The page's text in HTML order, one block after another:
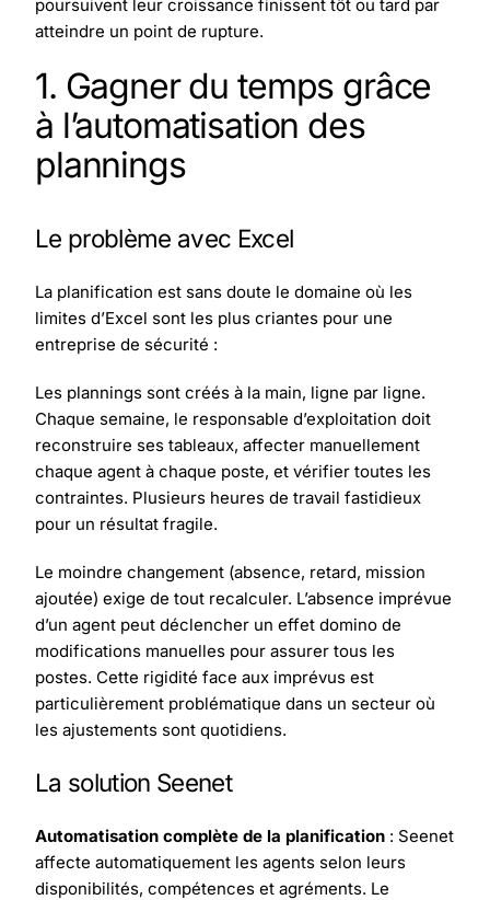
poursuivent leur croissance finissent tôt ou tard par
atteindre un point de rupture.
1. Gagner du temps grâce
à l’automatisation des
plannings
Le problème avec Excel
La planification est sans doute le domaine où les
limites d’Excel sont les plus criantes pour une
entreprise de sécurité :
Les plannings sont créés à la main, ligne par ligne.
Chaque semaine, le responsable d’exploitation doit
reconstruire ses tableaux, affecter manuellement
chaque agent à chaque poste, et vérifier toutes les
contraintes. Plusieurs heures de travail fastidieux
pour un résultat fragile.
Le moindre changement (absence, retard, mission
ajoutée) exige de tout recalculer. L’absence imprévue
d’un agent peut déclencher un effet domino de
modifications manuelles pour assurer tous les
postes. Cette rigidité face aux imprévus est
particulièrement problématique dans un secteur où
les ajustements sont quotidiens.
La solution Seenet
Automatisation complète de la planification: Seenet
affecte automatiquement les agents selon leurs
disponibilités, compétences et agréments. Le